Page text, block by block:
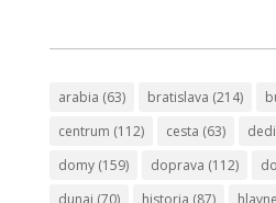
arabia (63) bratislava (214)
centrum (112) cesta (63)
domy(159) doprava (112)